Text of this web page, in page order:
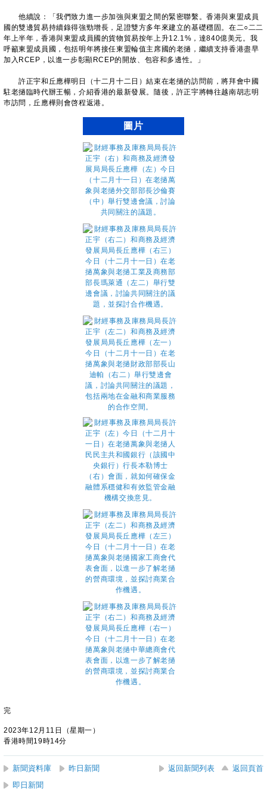
他續說：「我們致力進一步加強與東盟之間的緊密聯繫。香港與東盟成員
國的雙邊貿易持續錄得強勁增長，足證雙方多年來建立的基礎穩固。在二○二二
年上半年，香港與東盟成員國的貨物貿易按年上升12.1%，達840億美元。我
呼籲東盟成員國，包括明年將接任東盟輪值主席國的老撾，繼續支持香港盡早
加入RCEP，以進一步彰顯RCEP的開放、包容和多邊性。」
許正宇和丘應樺明日（十二月十二日）結束在老撾的訪問前，將拜會中國
駐老撾臨時代辦王暢，介紹香港的最新發展。隨後，許正宇將轉往越南胡志明
巿訪問，丘應樺則會啓程返港。
圖片
完
2023年12月11日（星期一）
香港時間19時14分
新聞資料庫 昨日新聞 返回新聞列表
返回頁首
即日新聞